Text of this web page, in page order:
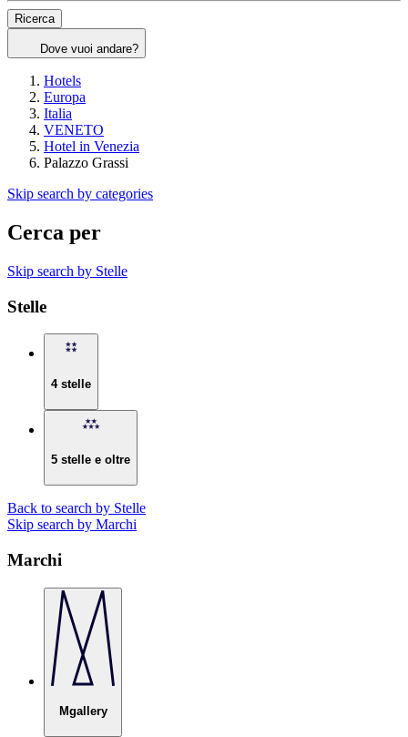
Ricerca
Dove vuoi andare?
Hotels
Europa
Italia
VENETO
Hotel in Venezia
Palazzo Grassi
Skip search by categories
Cerca per
Skip search by Stelle
Stelle
4 stelle
5 stelle e oltre
Back to search by Stelle
Skip search by Marchi
Marchi
Mgallery